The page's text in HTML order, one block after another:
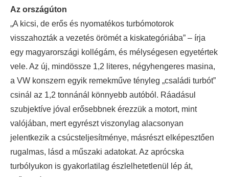
Az országúton
„A kicsi, de erős és nyomatékos turbómotorok
visszahozták a vezetés örömét a kiskategóriába” – írja
egy magyarországi kollégám, és mélységesen egyetértek
vele. Az új, mindössze 1,2 literes, négyhengeres masina,
a VW konszern egyik remekműve tényleg „családi turbót”
csinál az 1,2 tonnánál könnyebb autóból. Ráadásul
szubjektíve jóval erősebbnek érezzük a motort, mint
valójában, mert egyrészt viszonylag alacsonyan
jelentkezik a csúcsteljesítménye, másrészt elképesztően
rugalmas, lásd a műszaki adatokat. Az aprócska
turbólyukon is gyakorlatilag észlelhetetlenül lép át,